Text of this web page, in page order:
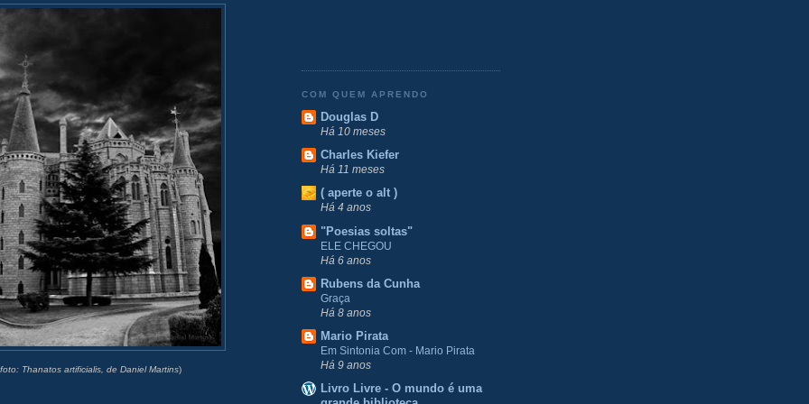
foto: Thanatos artificialis, de Daniel Martins)
COM QUEM APRENDO
Douglas D
Há 10 meses
Charles Kiefer
Há 11 meses
( aperte o alt )
Há 4 anos
"Poesias soltas"
ELE CHEGOU
Há 6 anos
Rubens da Cunha
Graça
Há 8 anos
Mario Pirata
Em Sintonia Com - Mario Pirata
Há 9 anos
Livro Livre - O mundo é uma